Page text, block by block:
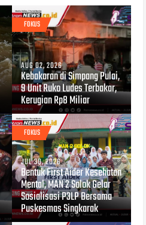
FOKUS
AUG 02, 2026
Kebakaran di Simpang Pulai,
9 Unit Ruko Ludes Terbakar,
Kerugian Rp8 Miliar
FOKUS
JUL 30, 2026
Bentuk First Aider Kesehatan
Mental, MAN 2 Solok Gelar
Sosialisasi P3LP Bersama
Puskesmas Singkarak